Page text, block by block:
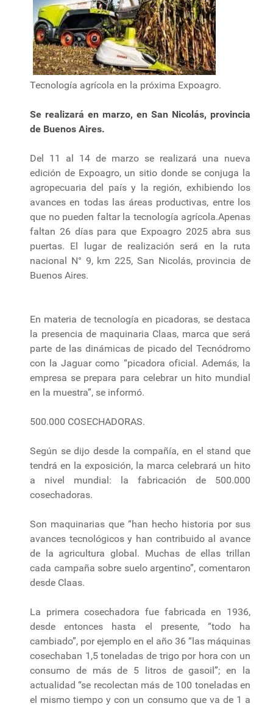
Tecnología agrícola en la próxima Expoagro.
Se realizará en marzo, en San Nicolás, provincia
de Buenos Aires.
Del 11 al 14 de marzo se realizará una nueva
edición de Expoagro, un sitio donde se conjuga la
agropecuaria del país y la región, exhibiendo los
avances en todas las áreas productivas, entre los
que no pueden faltar la tecnología agrícola.Apenas
faltan 26 días para que Expoagro 2025 abra sus
puertas. El lugar de realización será en la ruta
nacional N° 9, km 225, San Nicolás, provincia de
Buenos Aires.
En materia de tecnología en picadoras, se destaca
la presencia de maquinaria Claas, marca que será
parte de las dinámicas de picado del Tecnódromo
con la Jaguar como “picadora oficial. Además, la
empresa se prepara para celebrar un hito mundial
en la muestra”, se informó.
500.000 COSECHADORAS.
Según se dijo desde la compañía, en el stand que
tendrá en la exposición, la marca celebrará un hito
a nivel mundial: la fabricación de 500.000
cosechadoras.
Son maquinarias que “han hecho historia por sus
avances tecnológicos y han contribuido al avance
de la agricultura global. Muchas de ellas trillan
cada campaña sobre suelo argentino”, comentaron
desde Claas.
La primera cosechadora fue fabricada en 1936,
desde entonces hasta el presente, “todo ha
cambiado”, por ejemplo en el año 36 “las máquinas
cosechaban 1,5 toneladas de trigo por hora con un
consumo de más de 5 litros de gasoil”; en la
actualidad “se recolectan más de 100 toneladas en
el mismo tiempo y con un consumo que va de 1 a